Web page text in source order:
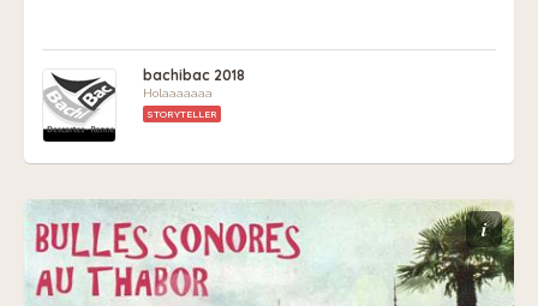
bachibac 2018
Holaaaaaaa
STORYTELLER
i